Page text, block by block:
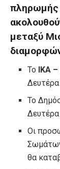
πληρωμής
μεταξύ
Το ΙΚΑ
Το
Οι
θα